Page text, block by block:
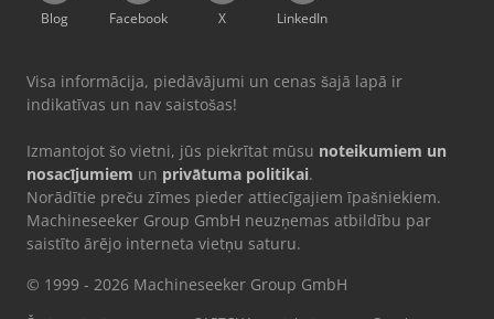
Blog Facebook X LinkedIn
Visa informācija, piedāvājumi un cenas šajā lapā ir
indikatīvas un nav saistošas!
Izmantojot šo vietni, jūs piekrītat mūsu noteikumiem un
nosacījumiem un privātuma politikai.
Norādītie preču zīmes pieder attiecīgajiem īpašniekiem.
Machineseeker Group GmbH neuzņemas atbildību par
saistīto ārējo interneta vietņu saturu.
© 1999 - 2026 Machineseeker Group GmbH